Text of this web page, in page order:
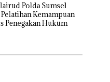
Polda Sumsel
Kemampuan
Penegakan Hukum